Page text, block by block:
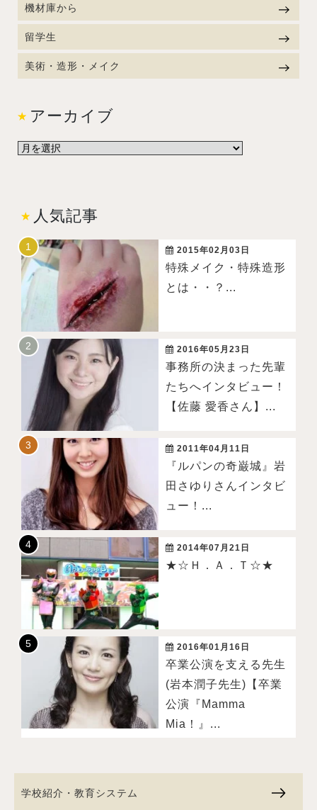
機材庫から
留学生
美術・造形・メイク
アーカイブ
人気記事
2015年02月03日
特殊メイク・特殊造形
とは・・？...
2016年05月23日
事務所の決まった先輩
たちへインタビュー！
【佐藤 愛香さん】...
2011年04月11日
『ルパンの奇巌城』岩
田さゆりさんインタビ
ュー！...
2014年07月21日
★☆Ｈ．Ａ．Ｔ☆★
2016年01月16日
卒業公演を支える先生
(岩本潤子先生)【卒業
公演『Mamma
Mia！』...
学校紹介・教育システム